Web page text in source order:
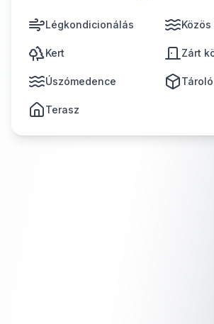
Légkondicionálás
Kert Zárt
Úszómedence Tároló
Terasz